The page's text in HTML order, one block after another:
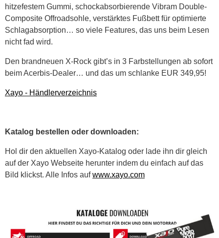
hitzefestem Gummi, schockabsorbierende Vibram Double-
Composite Offroadsohle, verstärktes Fußbett für optimierte
Schlagabsorption… so viele Features, das uns beim Lesen
nicht fad wird.
Den brandneuen X-Rock gibt’s in 3 Farbstellungen ab sofort
beim Acerbis-Dealer… und das um schlanke EUR 349,95!
Xayo - Händlerverzeichnis
Katalog bestellen oder downloaden:
Hol dir den aktuellen Xayo-Katalog oder lade ihn dir gleich
auf der Xayo Webseite herunter indem du einfach auf das
Bild klickst. Alle Infos aufwww.xayo.com